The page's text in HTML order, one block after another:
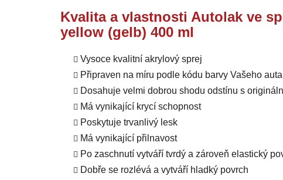
Kvalita a vlastnosti Autolak ve
yellow (gelb) 400 ml
Vysoce kvalitní akrylový sprej
Připraven na míru podle kódu barvy Vašeho auta
Dosahuje velmi dobrou shodu odstínu s
Má vynikající krycí schopnost
Poskytuje trvanlivý lesk
Má vynikající přilnavost
Po zaschnutí vytváří tvrdý a zároveň elastický
Dobře se rozlévá a vytváří hladký povrch